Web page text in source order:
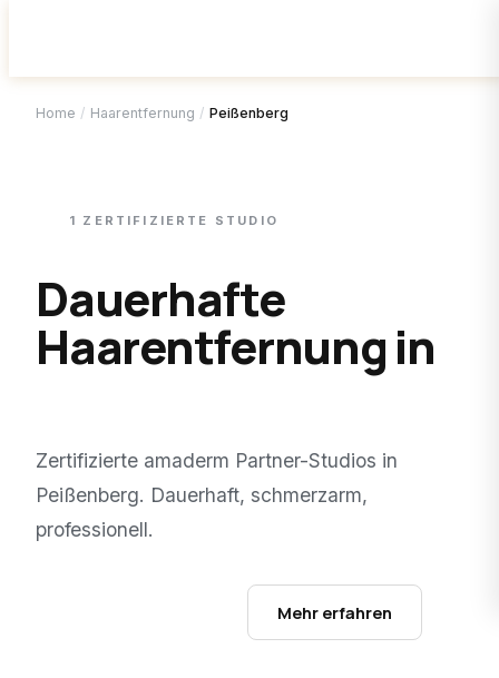
Home / Haarentfernung / Peißenberg
1 ZERTIFIZIERTE STUDIO
Dauerhafte
Haarentfernung in
Zertifizierte amaderm Partner-Studios in
Peißenberg. Dauerhaft, schmerzarm,
professionell.
Mehr erfahren